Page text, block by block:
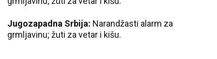
Jugozapadna Srbija: Narandžasti alarm za
grmljavinu; žuti za vetar i kišu.